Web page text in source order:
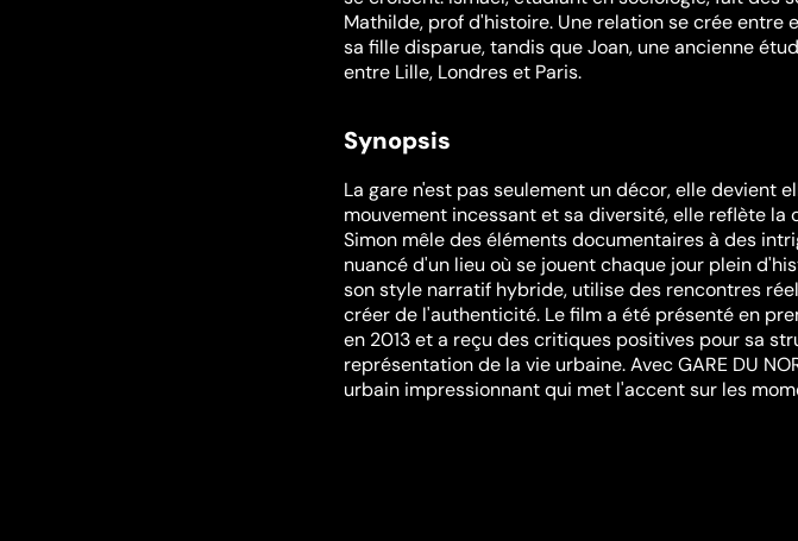
Mathilde, prof d'histoire. Une relation se crée entre
sa fille disparue, tandis que Joan, une ancienne
entre Lille, Londres et Paris.
Synopsis
La gare n'est pas seulement un décor, elle devient
mouvement incessant et sa diversité, elle reflète la
Simon mêle des éléments documentaires à des
nuancé d'un lieu où se jouent chaque jour plein
son style narratif hybride, utilise des rencontres
créer de l'authenticité. Le film a été présenté en
en 2013 et a reçu des critiques positives pour sa
représentation de la vie urbaine. Avec GARE DU
urbain impressionnant qui met l'accent sur les